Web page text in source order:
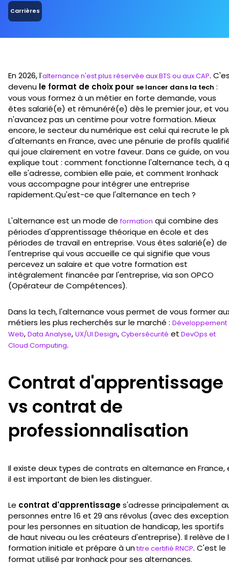
Carrières
En 2026, l'alternance n'est plus réservée aux BTS ou aux CAP.
devenu le format de choix pour se lancer dans la tech :
vous vous formez à un métier en forte demande, vous
êtes salarié(e) et rémunéré(e) dès le premier jour, et
n'avancez pas un centime pour votre formation. Mieux
encore, le secteur du numérique est celui qui recrute le
d'alternants en France, avec une pénurie de profils
qui joue clairement en votre faveur. Dans ce guide, on
explique tout : comment fonctionne l'alternance tech, à
elle s'adresse, combien elle paie, et comment Ironhack
vous accompagne pour intégrer une entreprise
rapidement.Qu'est-ce que l'alternance en tech ?
L'alternance est un mode deformation qui combine des
périodes d'apprentissage théorique en école et des
périodes de travail en entreprise. Vous êtes salarié(e) de
l'entreprise qui vous accueille ce qui signifie que vous
percevez un salaire et que votre formation est
intégralement financée par l'entreprise, via son OPCO
(Opérateur de Compétences).
Dans la tech, l'alternance vous permet de vous former
métiers les plus recherchés sur le marché : Développement
Web, Data Analyse, UX/UI Design, Cybersécurité et DevOps et
Cloud Computing.
Contrat d'apprentissage
vs contrat de
professionnalisation
Il existe deux types de contrats en alternance en France,
il est important de bien les distinguer.
Le contrat d'apprentissages'adresse principalement
personnes entre 16 et 29 ans révolus (avec des
pour les personnes en situation de handicap, les sportifs
de haut niveau ou les créateurs d'entreprise). Il relève de
formation initiale et prépare à untitre certifié RNCP. C'est le
format utilisé par Ironhack pour ses alternances.